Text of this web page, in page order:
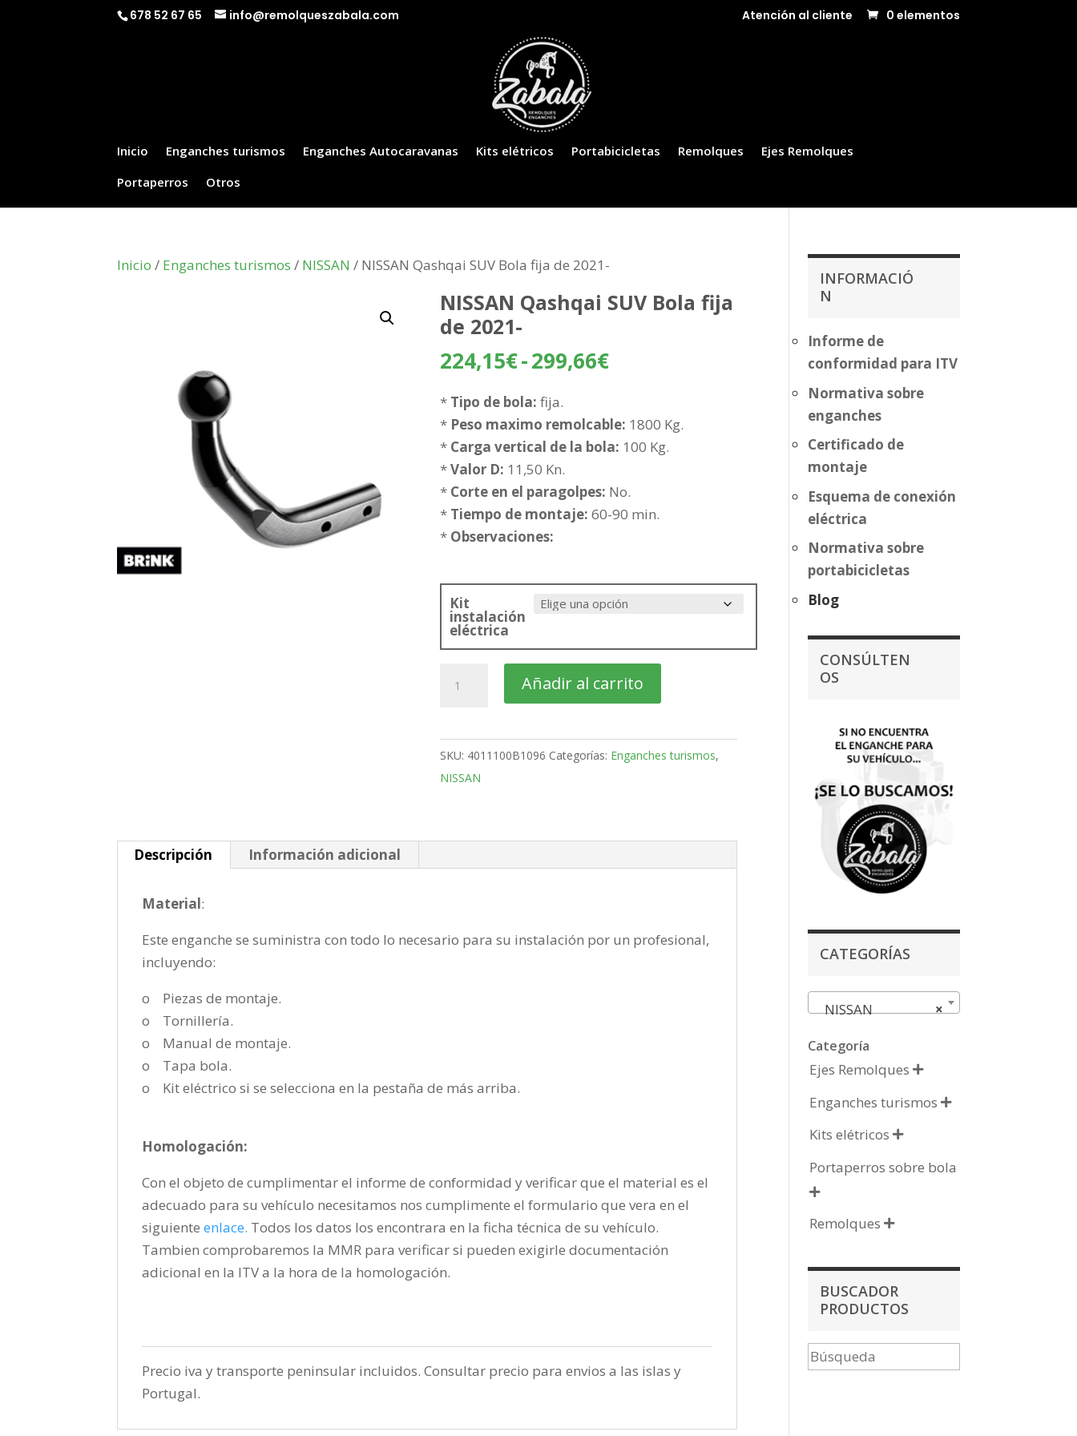
678 52 67 65 info@remolqueszabala.com Atención al cliente 0 elementos
Inicio Enganches turismos Enganches Autocaravanas Kits elétricos Portabicicletas Remolques
Ejes Remolques
Portaperros
Otros
Inicio / Enganches turismos / NISSAN / NISSAN Qashqai SUV Bola fija de 2021-
NISSAN Qashqai SUV Bola fija
de 2021-
224,15€-299,66€Rango
desde
224,15€
299,66€
* Tipo de bola: fija.
* Peso maximo remolcable: 1800 Kg.
* Carga vertical de la bola: 100 Kg.
*Valor D: 11,50 Kn.
* Corte en el paragolpes: No.
* Tiempo de montaje: 60-90 min.
* Observaciones:
Kit
instalación
eléctrica
Qashqai
Bola
fija
de
Añadir al carrito
SKU: 4011100B1096 Categorías: Enganches turismos,
NISSAN
Descripción Información adicional
Material:
Este enganche se suministra con todo lo necesario para su instalación por un profesional,
incluyendo:
o Piezas de montaje.
o Tornillería.
o Manual de montaje.
o Tapa bola.
o Kit eléctrico si se selecciona en la pestaña de más arriba.
Homologación:
Con el objeto de cumplimentar el informe de conformidad y verificar que el material es el
adecuado para su vehículo necesitamos nos cumplimente el formulario que vera en el
siguienteenlace. Todos los datos los encontrara en la ficha técnica de su vehículo.
Tambien comprobaremos la MMR para verificar si pueden exigirle documentación
adicional en la ITV a la hora de la homologación.
Precio iva y transporte peninsular incluidos. Consultar precio para envios a las islas y
Portugal.
INFORMACIÓ
N
Informe de
conformidad para ITV
Normativa sobre
enganches
Certificado de
montaje
Esquema de conexión
eléctrica
Normativa sobre
portabicicletas
Blog
CONSÚLTEN
OS
CATEGORÍAS
×
NISSAN
Categoría
Ejes Remolques 
Enganches turismos 
Kits elétricos 
Portaperros sobre bola

Remolques 
BUSCADOR
PRODUCTOS